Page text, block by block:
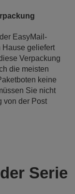
EasyMail-
Hause geliefert
Verpackung
die meisten
keine
Sie nicht
von der Post
Serie